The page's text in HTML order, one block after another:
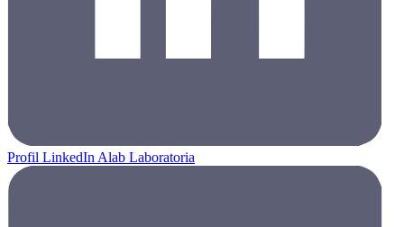
Profil LinkedIn Alab Laboratoria